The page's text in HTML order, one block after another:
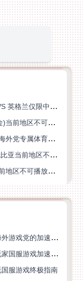
别慌！在国外看世界杯中文直播挪威 VS 英格兰仅限中国大陆？这篇指南帮你搞定
在海外看世界杯直播英格兰 vs 刚果 (金)当前地区不可播放？这篇指南帮你突破所有限制
在国外如何看世界杯巴西 vs 摩洛哥？海外党专属体育观赛指南来了
在国外看世界杯中文直播瑞士 VS 哥伦比亚当前地区不可播放？这篇指南帮你搞定
在国外看世界杯巴拿马 vs 克罗地亚当前地区不可播放？这篇指南帮你轻松解决海外体育直播难题
巴西怎么玩边锋四人斗地主精简版？海外游戏党的加速器终极选择
巴西怎么玩新笑傲江湖不卡顿？海外玩家国服游戏加速终极指南（附猫和老鼠一梦江湖实测）
服游戏终极指南